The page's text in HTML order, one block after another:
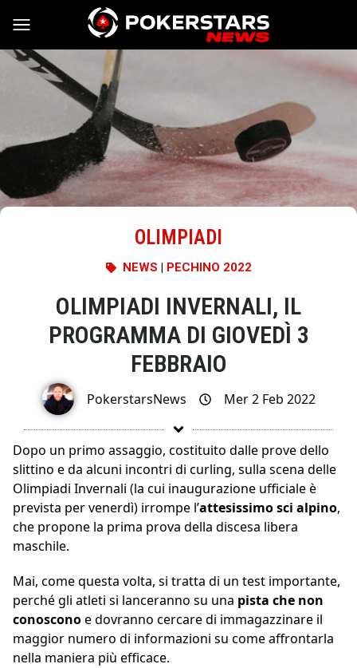
Vai al contenuto
OLIMPIADI
NEWS | PECHINO 2022
OLIMPIADI INVERNALI, IL
PROGRAMMA DI GIOVEDÌ 3
FEBBRAIO
PokerstarsNews Mer 2 Feb 2022
Dopo un primo assaggio, costituito dalle prove dello
slittino e da alcuni incontri di curling, sulla scena delle
Olimpiadi Invernali (la cui inaugurazione ufficiale è
prevista per venerdì) irrompe l’attesissimo sci alpino,
che propone la prima prova della discesa libera
maschile.
Mai, come questa volta, si tratta di un test importante,
perché gli atleti si lanceranno su una pista che non
conosconoe dovranno cercare di immagazzinare il
maggior numero di informazioni su come affrontarla
nella maniera più efficace.